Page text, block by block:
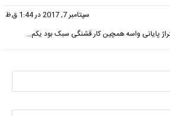
سپتامبر 7, 2017 در 1:44 ق.ظ
پایانی واسه همچین کار قشنگی سبک بود یکم…